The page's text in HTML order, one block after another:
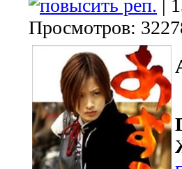
|
Просмотров: